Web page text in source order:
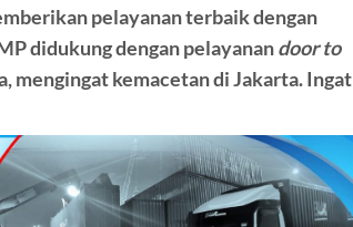
pelayanan terbaik dengan
didukung dengan pelayanandoor to
mengingat kemacetan di Jakarta. Ingat